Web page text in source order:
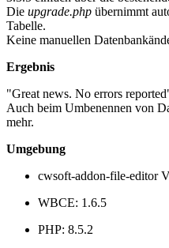
Die upgrade.php übernimmt
Tabelle.
Keine manuellen
Ergebnis
"Great news. No errors
Auch beim Umbenennen von
mehr.
Umgebung
cwsoft-addon-file-editor
WBCE: 1.6.5
PHP: 8.5.2